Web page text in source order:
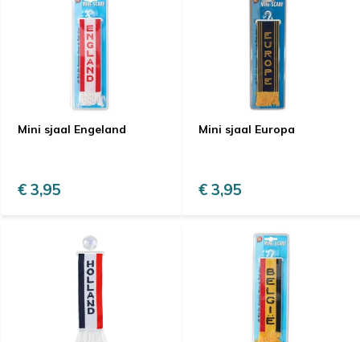
Mini sjaal Engeland
€ 3,95
Mini sjaal Europa
€ 3,95